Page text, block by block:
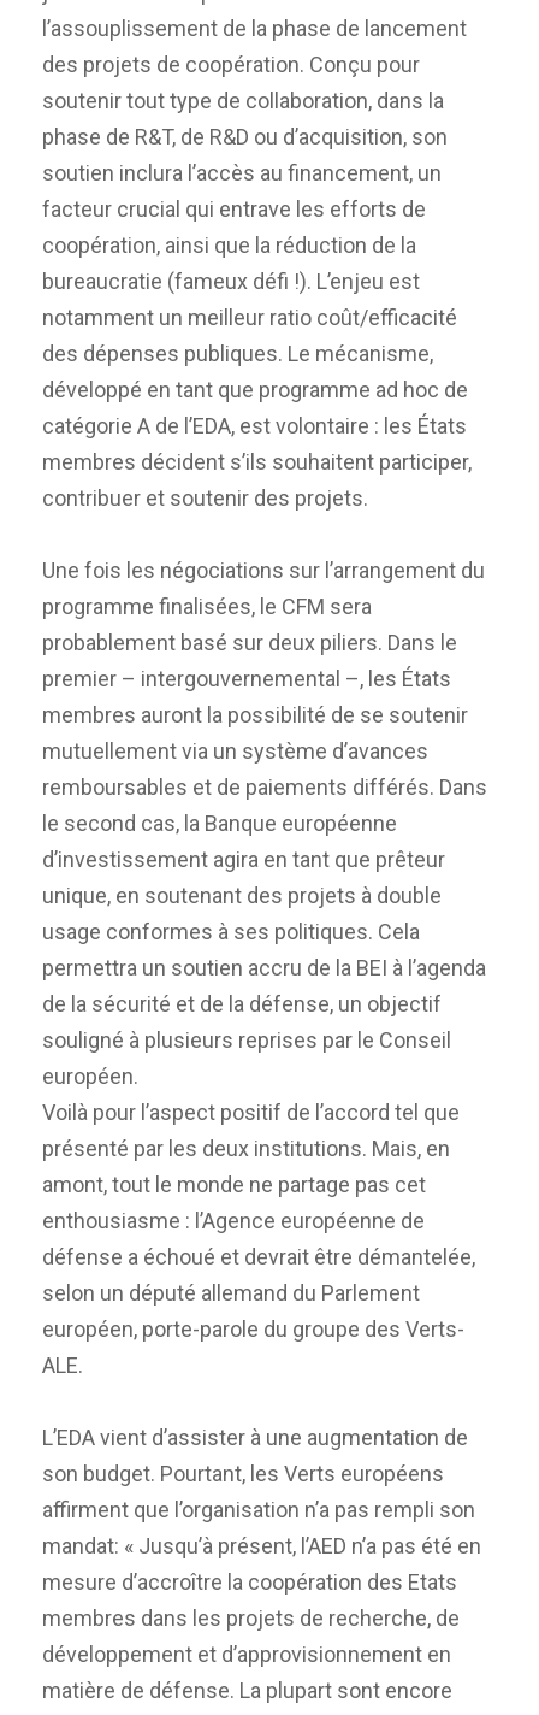
l’assouplissement de la phase de lancement
des projets de coopération. Conçu pour
soutenir tout type de collaboration, dans la
phase de R&T, de R&D ou d’acquisition, son
soutien inclura l’accès au financement, un
facteur crucial qui entrave les efforts de
coopération, ainsi que la réduction de la
bureaucratie (fameux défi !). L’enjeu est
notamment un meilleur ratio coût/efficacité
des dépenses publiques. Le mécanisme,
développé en tant que programme ad hoc de
catégorie A de l’EDA, est volontaire : les États
membres décident s’ils souhaitent participer,
contribuer et soutenir des projets.
Une fois les négociations sur l’arrangement du
programme finalisées, le CFM sera
probablement basé sur deux piliers. Dans le
premier – intergouvernemental –, les États
membres auront la possibilité de se soutenir
mutuellement via un système d’avances
remboursables et de paiements différés. Dans
le second cas, la Banque européenne
d’investissement agira en tant que prêteur
unique, en soutenant des projets à double
usage conformes à ses politiques. Cela
permettra un soutien accru de la BEI à l’agenda
de la sécurité et de la défense, un objectif
souligné à plusieurs reprises par le Conseil
européen.
Voilà pour l’aspect positif de l’accord tel que
présenté par les deux institutions. Mais, en
amont, tout le monde ne partage pas cet
enthousiasme : l’Agence européenne de
défense a échoué et devrait être démantelée,
selon un député allemand du Parlement
européen, porte-parole du groupe des Verts-
ALE.
L’EDA vient d’assister à une augmentation de
son budget. Pourtant, les Verts européens
affirment que l’organisation n’a pas rempli son
mandat: « Jusqu’à présent, l’AED n’a pas été en
mesure d’accroître la coopération des Etats
membres dans les projets de recherche, de
développement et d’approvisionnement en
matière de défense. La plupart sont encore